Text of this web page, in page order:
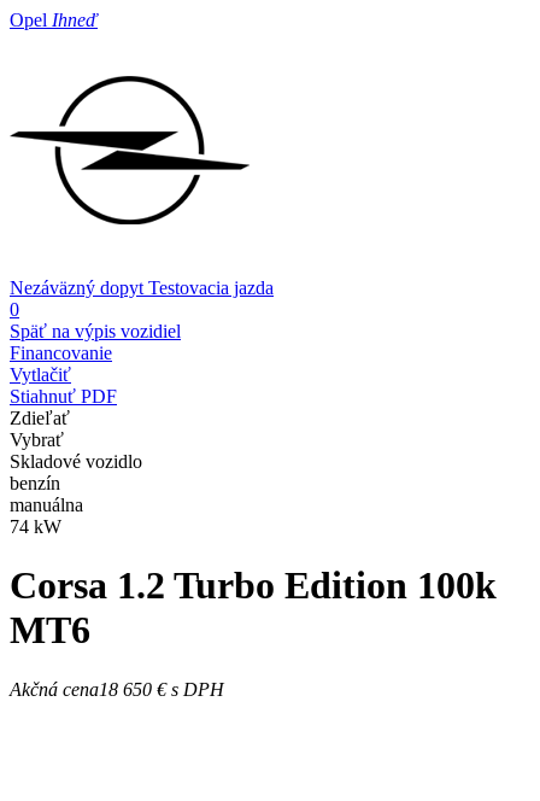
Opel Ihneď
Nezáväzný dopyt Testovacia jazda
0
Späť na výpis vozidiel
Financovanie
Vytlačiť
Stiahnuť PDF
Zdieľať
Vybrať
Skladové vozidlo
benzín
manuálna
74 kW
Corsa 1.2 Turbo Edition 100k
MT6
Akčná cena18 650 €s DPH